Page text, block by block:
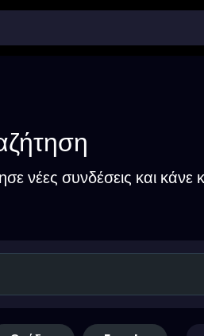
συνδέσεις και κάνε